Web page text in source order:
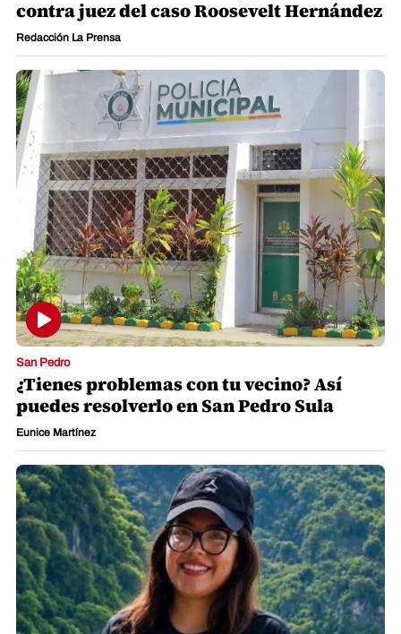
contra juez del caso Roosevelt Hernández
Redacción La Prensa
San Pedro
¿Tienes problemas con tu vecino? Así
puedes resolverlo en San Pedro Sula
Eunice Martínez